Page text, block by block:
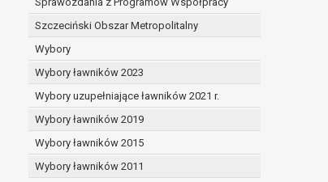
Szczeciński Obszar Metropolitalny
Wybory
Wybory ławników 2023
Wybory uzupełniające ławników 2021 r.
Wybory ławników 2019
Wybory ławników 2015
Wybory ławników 2011